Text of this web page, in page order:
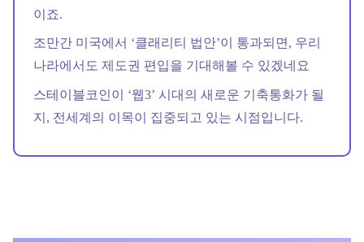
이죠.
조만간 미국에서 ‘클래리티 법안’이 통과되면, 우리
나라에서도 제도권 편입을 기대해볼 수 있겠네요
스테이블코인이 ‘웹3’ 시대의 새로운 기축통화가 될
지, 전세계의 이목이 집중되고 있는 시점입니다.